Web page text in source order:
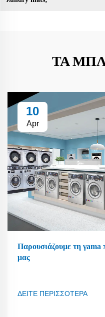
ΤΑ
10
Apr
Παρουσιάζουμε τη
μας
ΔΕΙΤΕ ΠΕΡΙΣΣΟΤΕΡΑ